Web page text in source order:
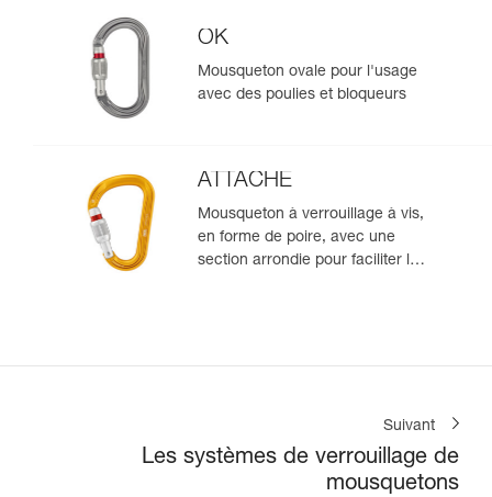
OK
Mousqueton ovale pour l'usage
avec des poulies et bloqueurs
ATTACHE
Mousqueton à verrouillage à vis,
en forme de poire, avec une
section arrondie pour faciliter le
Suivant
Les systèmes de verrouillage de
mousquetons